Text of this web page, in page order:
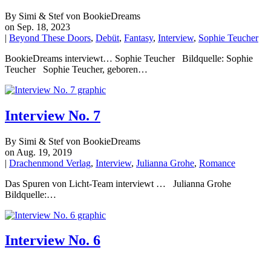
By Simi & Stef von BookieDreams
on Sep. 18, 2023
| Beyond These Doors, Debüt, Fantasy, Interview, Sophie Teucher
BookieDreams interviewt… Sophie Teucher Bildquelle: Sophie
Teucher Sophie Teucher, geboren…
Interview No. 7
By Simi & Stef von BookieDreams
on Aug. 19, 2019
| Drachenmond Verlag, Interview, Julianna Grohe, Romance
Das Spuren von Licht-Team interviewt … Julianna Grohe
Bildquelle:…
Interview No. 6